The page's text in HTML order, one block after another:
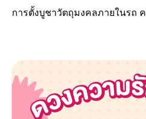
การตั้งบูชาวัตถุมงคลภายในรถ